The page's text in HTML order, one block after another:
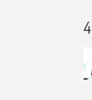
研究所』を運
為に挑戦す
人材が挑戦
100年時代に